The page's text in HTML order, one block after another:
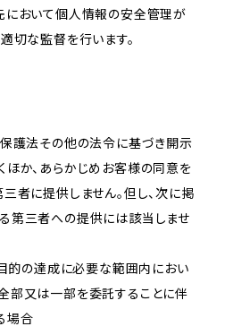
において個人情報の安全管理が
切な監督を行います。
保護法その他の法令に基づき開示
か、あらかじめお客様の同意を
者に提供しません。但し、次に掲
第三者への提供には該当しませ
目的の達成に必要な範囲内におい
部又は一部を委託することに伴
場合